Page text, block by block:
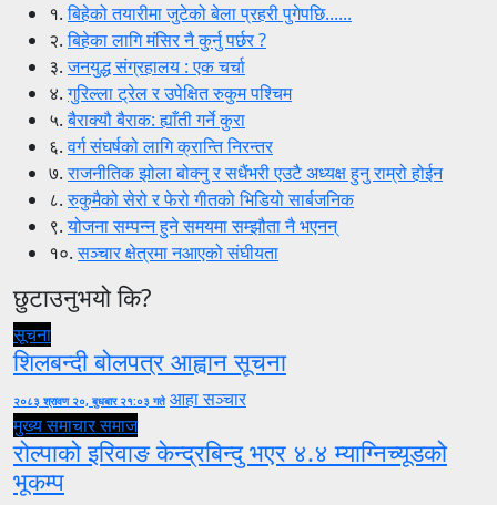
१.बिहेको तयारीमा जुटेको बेला प्रहरी पुगेपछि......
२.बिहेका लागि मंसिर नै कुर्नु पर्छर ?
३.जनयुद्ध संग्रहालय : एक चर्चा
४.गुरिल्ला ट्रेल र उपेक्षित रुकुम पश्चिम
५.बैराक्यौ बैराक: ह्याँती गर्ने कुरा
६.वर्ग संघर्षको लागि क्रान्ति निरन्तर
७.राजनीतिक झोला बोक्नु र सधैंभरी एउटै अध्यक्ष हुनु राम्रो होईन
८.रुकुमैको सेरो र फेरो गीतको भिडियो सार्बजनिक
९.योजना सम्पन्न हुने समयमा सम्झौता नै भएनन्
१०.सञ्चार क्षेत्रमा नआएको संघीयता
छुटाउनुभयो कि?
सूचना
शिलबन्दी बोलपत्र आह्वान सूचना
२०८३ श्रावण २०, बुधबार २१:०३ गते आहा सञ्चार
मुख्य समाचारसमाज
रोल्पाको इरिवाङ केन्द्रबिन्दु भएर ४.४ म्याग्निच्यूडको
भूकम्प